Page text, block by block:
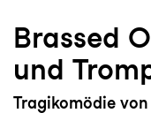
Brassed
und
Tragikomödie